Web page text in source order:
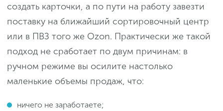
создать карточки, а по пути на работу завезти
поставку на ближайший сортировочный центр
или в ПВЗ того же Ozon. Практически же такой
подход не сработает по двум причинам: в
ручном режиме вы осилите настолько
маленькие объемы продаж, что:
ничего не заработаете;